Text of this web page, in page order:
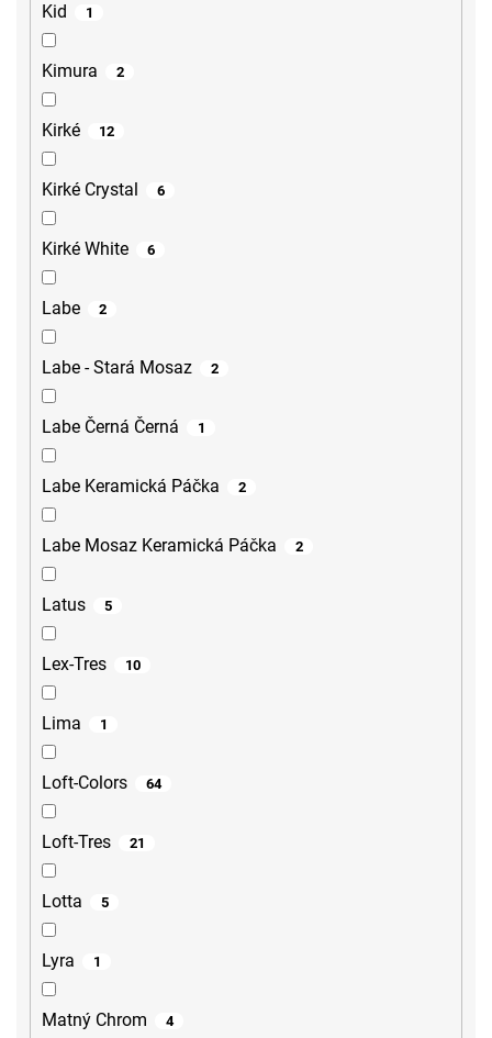
Kid 1
Kimura 2
Kirké 12
Kirké Crystal 6
Kirké White 6
Labe 2
Labe - Stará Mosaz 2
Labe Černá Černá 1
Labe Keramická Páčka 2
Labe Mosaz Keramická Páčka 2
Latus 5
Lex-Tres 10
Lima 1
Loft-Colors 64
Loft-Tres 21
Lotta 5
Lyra 1
Matný Chrom 4